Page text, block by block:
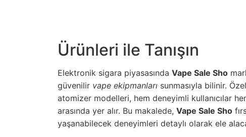
Ürünleri ile Tanışın
Elektronik sigara piyasasında Vape Sale Sho
güvenilir vape ekipmanları sunmasıyla bilinir.
atomizer modelleri, hem deneyimli kullanıcılar
arasında yer alır. Bu makalede, Vape Sale Sho
yaşanabilecek deneyimleri detaylı olarak ele